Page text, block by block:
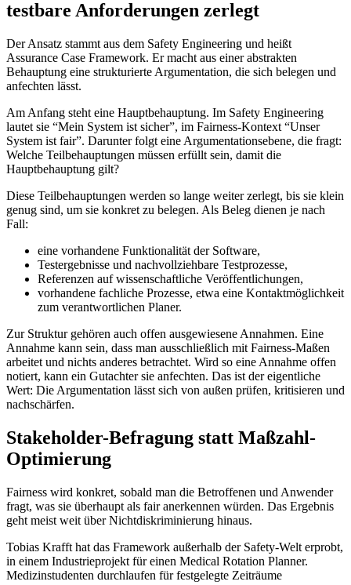
testbare Anforderungen zerlegt
Der Ansatz stammt aus dem Safety Engineering und heißt
Assurance Case Framework. Er macht aus einer abstrakten
Behauptung eine strukturierte Argumentation, die sich belegen und
anfechten lässt.
Am Anfang steht eine Hauptbehauptung. Im Safety Engineering
lautet sie “Mein System ist sicher”, im Fairness-Kontext “Unser
System ist fair”. Darunter folgt eine Argumentationsebene, die fragt:
Welche Teilbehauptungen müssen erfüllt sein, damit die
Hauptbehauptung gilt?
Diese Teilbehauptungen werden so lange weiter zerlegt, bis sie klein
genug sind, um sie konkret zu belegen. Als Beleg dienen je nach
Fall:
eine vorhandene Funktionalität der Software,
Testergebnisse und nachvollziehbare Testprozesse,
Referenzen auf wissenschaftliche Veröffentlichungen,
vorhandene fachliche Prozesse, etwa eine Kontaktmöglichkeit
zum verantwortlichen Planer.
Zur Struktur gehören auch offen ausgewiesene Annahmen. Eine
Annahme kann sein, dass man ausschließlich mit Fairness-Maßen
arbeitet und nichts anderes betrachtet. Wird so eine Annahme offen
notiert, kann ein Gutachter sie anfechten. Das ist der eigentliche
Wert: Die Argumentation lässt sich von außen prüfen, kritisieren und
nachschärfen.
Stakeholder-Befragung statt Maßzahl-
Optimierung
Fairness wird konkret, sobald man die Betroffenen und Anwender
fragt, was sie überhaupt als fair anerkennen würden. Das Ergebnis
geht meist weit über Nichtdiskriminierung hinaus.
Tobias Krafft hat das Framework außerhalb der Safety-Welt erprobt,
in einem Industrieprojekt für einen Medical Rotation Planner.
Medizinstudenten durchlaufen für festgelegte Zeiträume